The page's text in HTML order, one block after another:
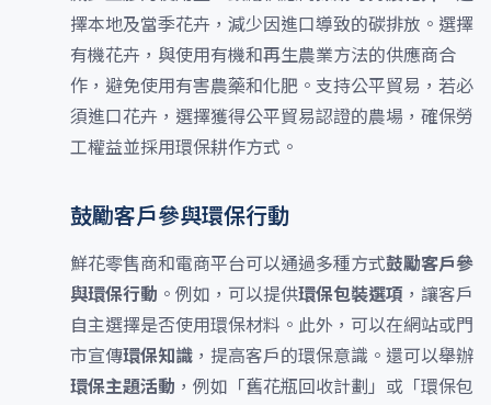
擇本地及當季花卉，減少因進口導致的碳排放。選擇
有機花卉，與使用有機和再生農業方法的供應商合
作，避免使用有害農藥和化肥。支持公平貿易，若必
須進口花卉，選擇獲得公平貿易認證的農場，確保勞
工權益並採用環保耕作方式。
鼓勵客戶參與環保行動
鮮花零售商和電商平台可以通過多種方式鼓勵客戶參
與環保行動 。例如，可以提供環保包裝選項 ，讓客戶
自主選擇是否使用環保材料。此外，可以在網站或門
市宣傳環保知識 ，提高客戶的環保意識。還可以舉辦
環保主題活動 ，例如「舊花瓶回收計劃」或「環保包